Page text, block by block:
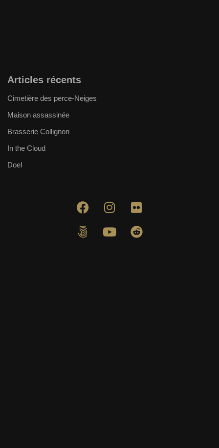
Articles récents
Cimetière des perce-Neiges
Maison assassinée
Brasserie Collignon
In the Cloud
Doel